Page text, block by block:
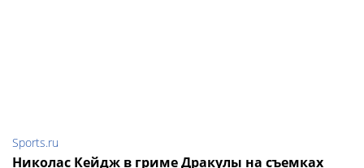
Sports.ru
Николас Кейдж в гриме Дракулы на съемках